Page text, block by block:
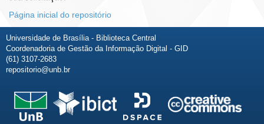
Página inicial do repositório
Universidade de Brasília - Biblioteca Central
Coordenadoria de Gestão da Informação Digital - GID
(61) 3107-2683
repositorio@unb.br